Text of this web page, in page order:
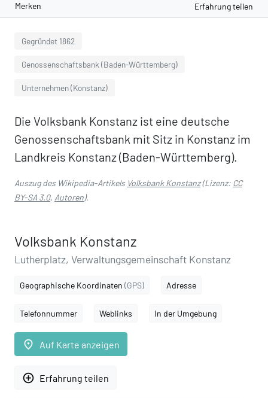
Merken Erfahrung teilen
Gegründet 1862
Genossenschaftsbank (Baden-Württemberg)
Unternehmen (Konstanz)
Die Volksbank Konstanz ist eine deutsche
Genossenschaftsbank mit Sitz in Konstanz im
Landkreis Konstanz (Baden-Württemberg).
Auszug des Wikipedia-Artikels Volksbank Konstanz(Lizenz: CC
BY-SA 3.0, Autoren).
Volksbank Konstanz
Lutherplatz, Verwaltungsgemeinschaft Konstanz
Geographische Koordinaten (GPS) Adresse
Telefonnummer Weblinks In der Umgebung
place Auf Karte anzeigen
add_circle_outline Erfahrung teilen